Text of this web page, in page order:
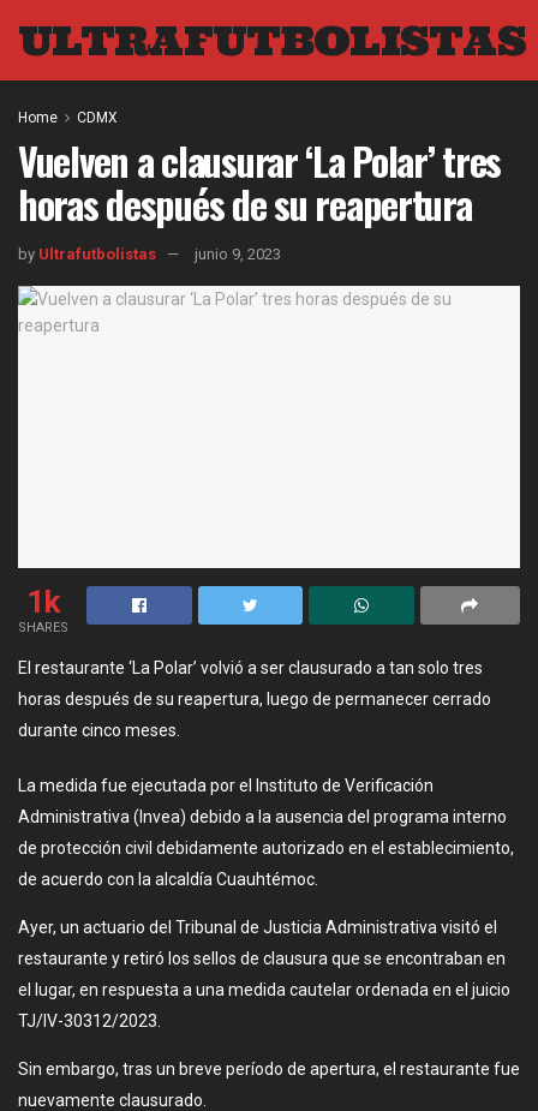
ULTRAFUTBOLISTAS
Home CDMX
Vuelven a clausurar ‘La Polar’ tres
horas después de su reapertura
by Ultrafutbolistas junio 9, 2023
1k
SHARES
El restaurante ‘La Polar’ volvió a ser clausurado a tan solo tres
horas después de su reapertura, luego de permanecer cerrado
durante cinco meses.
La medida fue ejecutada por el Instituto de Verificación
Administrativa (Invea) debido a la ausencia del programa interno
de protección civil debidamente autorizado en el establecimiento,
de acuerdo con la alcaldía Cuauhtémoc.
Ayer, un actuario del Tribunal de Justicia Administrativa visitó el
restaurante y retiró los sellos de clausura que se encontraban en
el lugar, en respuesta a una medida cautelar ordenada en el juicio
TJ/IV-30312/2023.
Sin embargo, tras un breve período de apertura, el restaurante fue
nuevamente clausurado.